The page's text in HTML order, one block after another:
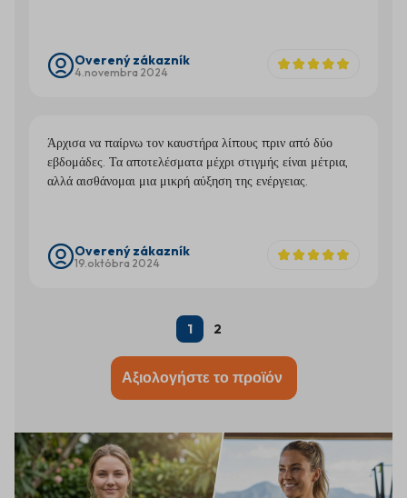
Overený zákazník
4.novembra 2024
Άρχισα να παίρνω τον καυστήρα λίπους πριν από δύο
εβδομάδες. Τα αποτελέσματα μέχρι στιγμής είναι μέτρια,
αλλά αισθάνομαι μια μικρή αύξηση της ενέργειας.
Overený zákazník
19.októbra 2024
1 2
Αξιολογήστε το προϊόν